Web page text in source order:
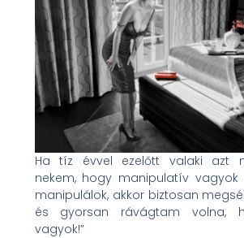
Ha tíz évvel ezelőtt valaki azt
nekem, hogy manipulatív
manipulálok, akkor biztosan
és gyorsan rávágtam volna,
vagyok!”